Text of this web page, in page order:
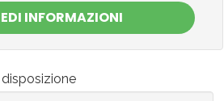
INFORMAZIONI